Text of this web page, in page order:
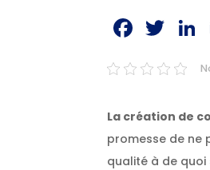
La création de
promesse de ne
qualité à de quoi